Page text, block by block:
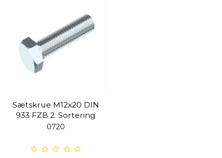
Sætskrue M12x20 DIN
933 FZB 2. Sortering
0720